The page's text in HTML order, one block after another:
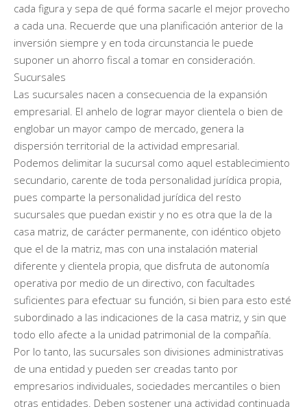
cada figura y sepa de qué forma sacarle el mejor provecho
a cada una. Recuerde que una planificación anterior de la
inversión siempre y en toda circunstancia le puede
suponer un ahorro fiscal a tomar en consideración.
Sucursales
Las sucursales nacen a consecuencia de la expansión
empresarial. El anhelo de lograr mayor clientela o bien de
englobar un mayor campo de mercado, genera la
dispersión territorial de la actividad empresarial.
Podemos delimitar la sucursal como aquel establecimiento
secundario, carente de toda personalidad jurídica propia,
pues comparte la personalidad jurídica del resto
sucursales que puedan existir y no es otra que la de la
casa matriz, de carácter permanente, con idéntico objeto
que el de la matriz, mas con una instalación material
diferente y clientela propia, que disfruta de autonomía
operativa por medio de un directivo, con facultades
suficientes para efectuar su función, si bien para esto esté
subordinado a las indicaciones de la casa matriz, y sin que
todo ello afecte a la unidad patrimonial de la compañía.
Por lo tanto, las sucursales son divisiones administrativas
de una entidad y pueden ser creadas tanto por
empresarios individuales, sociedades mercantiles o bien
otras entidades. Deben sostener una actividad continuada